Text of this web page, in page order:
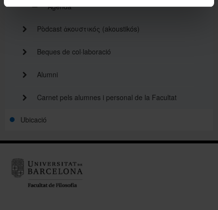
Agenda
Pòdcast ἀκουστικός (akoustikós)
Beques de col·laboració
Alumni
Carnet pels alumnes i personal de la Facultat
Ubicació